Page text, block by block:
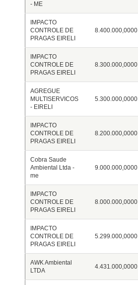
- ME
IMPACTO
CONTROLE DE
PRAGAS EIRELI
8.400.000,0000
IMPACTO
CONTROLE DE
PRAGAS EIRELI
8.300.000,0000
AGREGUE
MULTISERVICOS
- EIRELI
5.300.000,0000
IMPACTO
CONTROLE DE
PRAGAS EIRELI
8.200.000,0000
Cobra Saude
Ambiental Ltda -
me
9.000.000,0000
IMPACTO
CONTROLE DE
PRAGAS EIRELI
8.000.000,0000
IMPACTO
CONTROLE DE
PRAGAS EIRELI
5.299.000,0000
AWK Ambiental
LTDA
4.431.000,0000